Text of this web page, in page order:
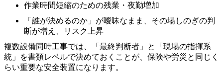
作業時間短縮のための残業・夜勤増加
「誰が決めるのか」が曖昧なまま、その場しのぎの判
断が増え、リスク上昇
複数設備同時工事では、「最終判断者」と「現場の指揮系
統」を書類レベルで決めておくことが、保険や労災と同じく
らい重要な安全装置になります。